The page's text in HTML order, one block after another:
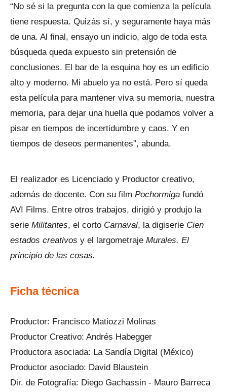
“No sé si la pregunta con la que comienza la película
tiene respuesta. Quizás sí, y seguramente haya más
de una. Al final, ensayo un indicio, algo de toda esta
búsqueda queda expuesto sin pretensión de
conclusiones. El bar de la esquina hoy es un edificio
alto y moderno. Mi abuelo ya no está. Pero sí queda
esta película para mantener viva su memoria, nuestra
memoria, para dejar una huella que podamos volver a
pisar en tiempos de incertidumbre y caos. Y en
tiempos de deseos permanentes”, abunda.
El realizador es Licenciado y Productor creativo,
además de docente. Con su film Pochormiga fundó
AVI Films. Entre otros trabajos, dirigió y produjo la
serie Militantes, el corto Carnaval, la digiserie Cien
estados creativos y el largometraje Murales. El
principio de las cosas.
Ficha técnica
Productor: Francisco Matiozzi Molinas
Productor Creativo: Andrés Habegger
Productora asociada: La Sandía Digital (México)
Productor asociado: David Blaustein
Dir. de Fotografía: Diego Gachassin - Mauro Barreca